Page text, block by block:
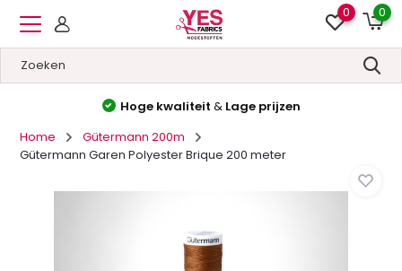
0 0
Hoge kwaliteit & Lage prijzen
Home
Gütermann 200m
Gütermann Garen Polyester Brique 200 meter